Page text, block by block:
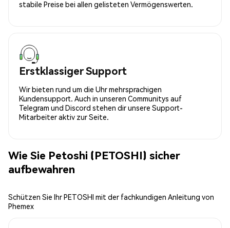
stabile Preise bei allen gelisteten Vermögenswerten.
Erstklassiger Support
Wir bieten rund um die Uhr mehrsprachigen
Kundensupport. Auch in unseren Communitys auf
Telegram und Discord stehen dir unsere Support-
Mitarbeiter aktiv zur Seite.
Wie Sie Petoshi (PETOSHI) sicher
aufbewahren
Schützen Sie Ihr PETOSHI mit der fachkundigen Anleitung von
Phemex